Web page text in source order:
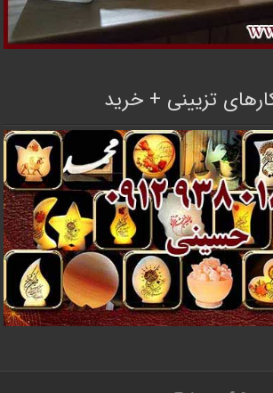
تزیینی + خرید